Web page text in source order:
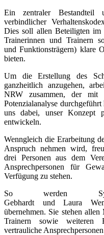
Ein zentraler Bestandteil
verbindlicher
Dies soll allen Beteiligten im
Trainerinnen und Trainern
und Funktionsträgern) klare
bieten.
Um die Erstellung des
ganzheitlich anzugehen,
NRW zusammen, der mit
Potenzialanalyse
uns dabei, unser Konzept
entwickeln.
Wenngleich die Erarbeitung
Anspruch nehmen wird,
drei Personen aus dem
Ansprechpersonen für
Verfügung zu stehen.
So werden
Gebhardt und Laura
übernehmen. Sie stehen
Trainern sowie weiteren
vertrauliche